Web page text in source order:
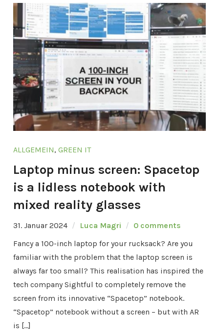
ALLGEMEIN, GREEN IT
Laptop minus screen: Spacetop
is a lidless notebook with
mixed reality glasses
31. Januar 2024 Luca Magri
0 comments
Fancy a 100-inch laptop for your rucksack? Are you
familiar with the problem that the laptop screen is
always far too small? This realisation has inspired the
tech company Sightful to completely remove the
screen from its innovative “Spacetop” notebook.
“Spacetop” notebook without a screen – but with AR
is […]